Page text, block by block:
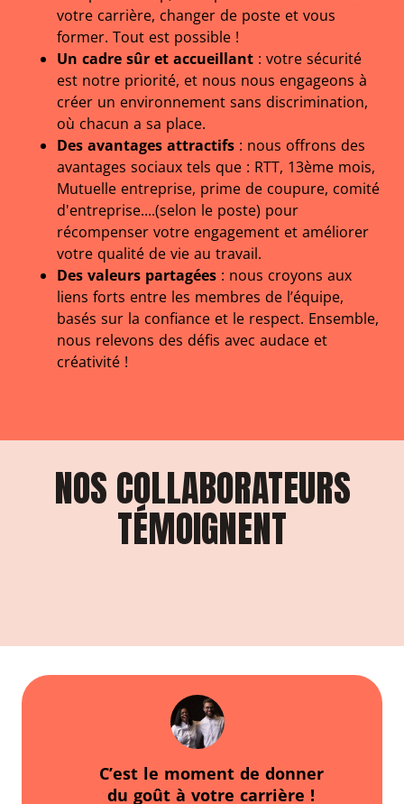
votre carrière, changer de poste et vous
former. Tout est possible !
Un cadre sûr et accueillant : votre sécurité
est notre priorité, et nous nous engageons à
créer un environnement sans discrimination,
où chacun a sa place.
Des avantages attractifs : nous offrons des
avantages sociaux tels que : RTT, 13ème mois,
Mutuelle entreprise, prime de coupure, comité
d'entreprise....(selon le poste) pour
récompenser votre engagement et améliorer
votre qualité de vie au travail.
Des valeurs partagées : nous croyons aux
liens forts entre les membres de l’équipe,
basés sur la confiance et le respect. Ensemble,
nous relevons des défis avec audace et
créativité !
NOS COLLABORATEURS
TÉMOIGNENT
C’est le moment de donner
du goût à votre carrière !